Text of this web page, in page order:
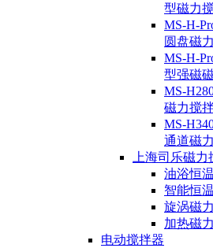
型磁力
MS-H-
圆盘磁
MS-H-
型强磁
MS-
磁力搅
MS-
通道磁
上海司乐磁力
油浴恒
智能恒
旋涡磁
加热磁
电动搅拌器